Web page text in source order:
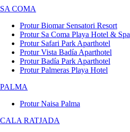
SA COMA
Protur Biomar Sensatori Resort
Protur Sa Coma Playa Hotel & Spa
Protur Safari Park Aparthotel
Protur Vista Badía Aparthotel
Protur Badía Park Aparthotel
Protur Palmeras Playa Hotel
PALMA
Protur Naisa Palma
CALA RATJADA